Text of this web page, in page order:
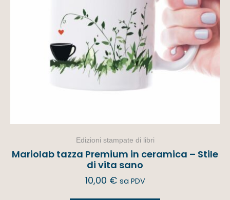
Edizioni stampate di libri
Mariolab tazza Premium in ceramica – Stile
di vita sano
10,00 € sa PDV